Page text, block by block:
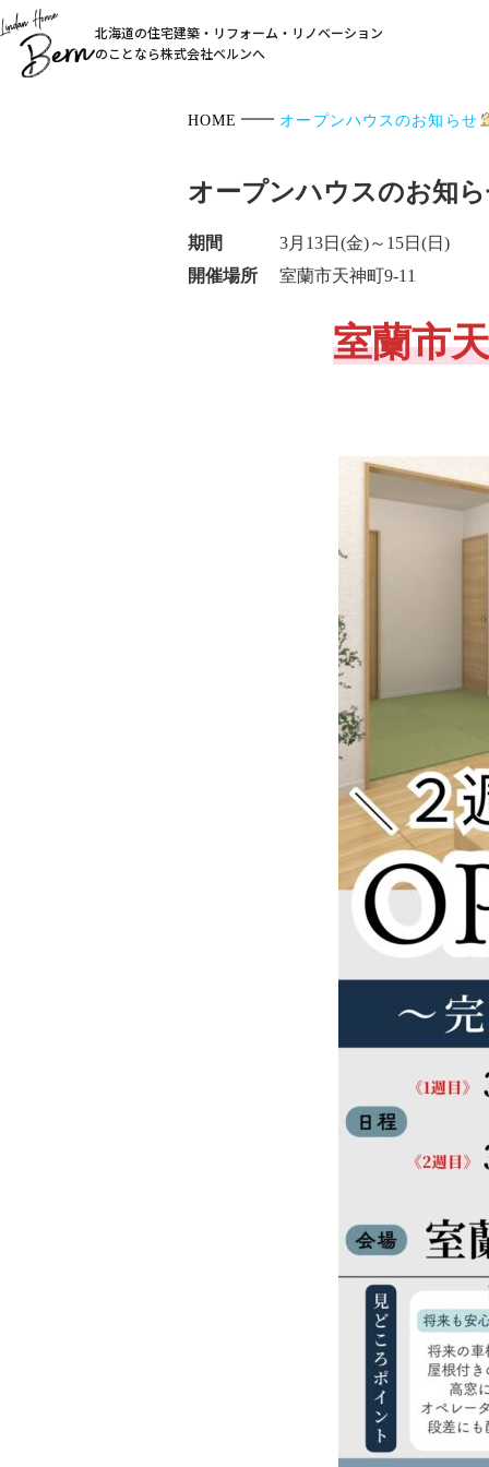
北海道の住宅建築・リフォーム・リノベーション
のことなら株式会社ベルンへ
HOME オープンハウスのお知らせ
オープンハウスのお知
期間
3月13日(金)～15日(日)
開催場所
室蘭市天神町9-11
室蘭市